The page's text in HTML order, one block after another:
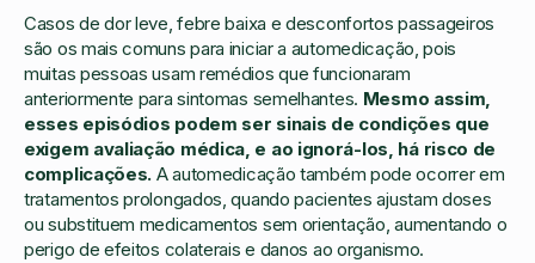
Casos de dor leve, febre baixa e desconfortos passageiros
são os mais comuns para iniciar a automedicação, pois
muitas pessoas usam remédios que funcionaram
anteriormente para sintomas semelhantes. Mesmo assim,
esses episódios podem ser sinais de condições que
exigem avaliação médica, e ao ignorá-los, há risco de
complicações. A automedicação também pode ocorrer em
tratamentos prolongados, quando pacientes ajustam doses
ou substituem medicamentos sem orientação, aumentando o
perigo de efeitos colaterais e danos ao organismo.